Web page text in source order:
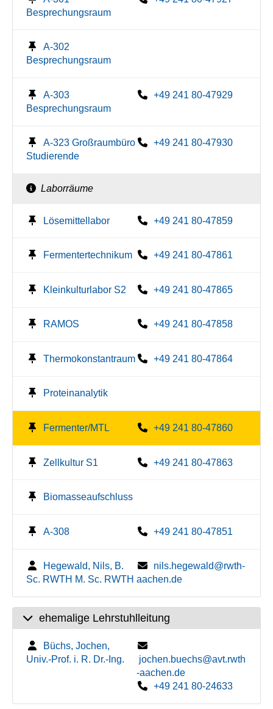
Besprechungsraum
A-302
Besprechungsraum
A-303
Besprechungsraum
+49 241 80-47929
A-323 Großraumbüro
Studierende
+49 241 80-47930
Laborräume
Lösemittellabor +49 241 80-47859
Fermentertechnikum +49 241 80-47861
Kleinkulturlabor S2 +49 241 80-47865
RAMOS +49 241 80-47858
Thermokonstantraum +49 241 80-47864
Proteinanalytik
Fermenter/MTL +49 241 80-47860
Zellkultur S1 +49 241 80-47863
Biomasseaufschluss
A-308 +49 241 80-47851
Hegewald, Nils, B.
Sc. RWTH M. Sc. RWTH
nils.hegewald@rwth-
aachen.de
ehemalige Lehrstuhlleitung
Büchs, Jochen,
Univ.-Prof. i. R. Dr.-Ing.
jochen.buechs@avt.rwth
-aachen.de
+49 241 80-24633